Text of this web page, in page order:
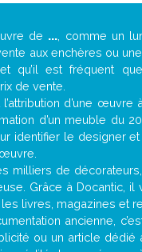
de ... , comme un
aux enchères ou
qu’il est fréquent
de vente.
l’attribution d’une
d’un meuble du
identifier le designer
milliers de
Grâce à Docantic,
les livres, magazines
ancienne,
ou un article